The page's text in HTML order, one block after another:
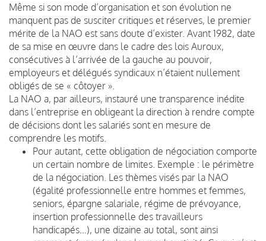
Même si son mode d’organisation et son évolution ne
manquent pas de susciter critiques et réserves, le premier
mérite de la NAO est sans doute d’exister. Avant 1982, date
de sa mise en œuvre dans le cadre des lois Auroux,
consécutives à l’arrivée de la gauche au pouvoir,
employeurs et délégués syndicaux n’étaient nullement
obligés de se « côtoyer ».
La NAO a, par ailleurs, instauré une transparence inédite
dans l’entreprise en obligeant la direction à rendre compte
de décisions dont les salariés sont en mesure de
comprendre les motifs.
Pour autant, cette obligation de négociation comporte
un certain nombre de limites. Exemple : le périmètre
de la négociation. Les thèmes visés par la NAO
(égalité professionnelle entre hommes et femmes,
seniors, épargne salariale, régime de prévoyance,
insertion professionnelle des travailleurs
handicapés…), une dizaine au total, sont ainsi